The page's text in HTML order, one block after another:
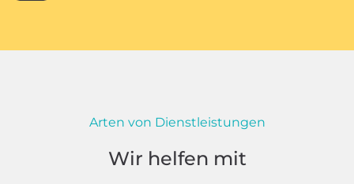
Arten von Dienstleistungen
Wir helfen mit